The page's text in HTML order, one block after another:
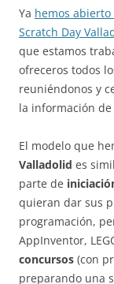
Ya hemos
Scratch Day
que estamos
ofreceros todos
reuniéndonos y
la información de
El modelo que
Valladolid es
parte de
quieran dar sus
programación,
AppInventor,
concursos (con
preparando una